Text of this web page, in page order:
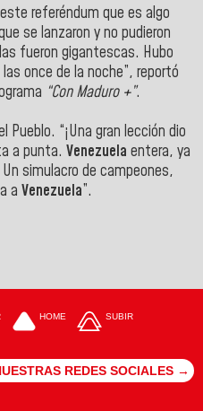
referéndum que es algo
se lanzaron y no pudieron
fueron gigantescas. Hubo
once de la noche”, reportó
“Con Maduro +”.
Pueblo. “¡Una gran lección dio
a punta. Venezuela entera, ya
simulacro de campeones,
a Venezuela”.
HOME SUBIR
REDES SOCIALES →